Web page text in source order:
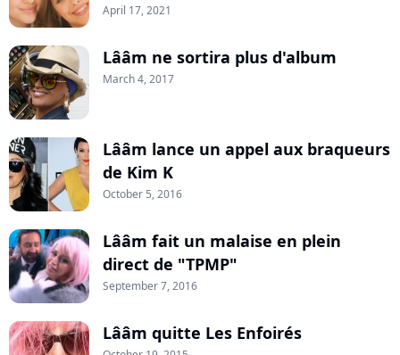
April 17, 2021
Lââm ne sortira plus d'album
March 4, 2017
Lââm lance un appel aux braqueurs
de Kim K
October 5, 2016
Lââm fait un malaise en plein
direct de "TPMP"
September 7, 2016
Lââm quitte Les Enfoirés